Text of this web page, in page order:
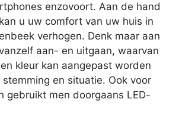
enzovoort. Aan de hand
u uw comfort van uw huis in
verhogen. Denk maar aan
aan- en uitgaan, waarvan
kleur kan aangepast worden
en situatie. Ook voor
gebruikt men doorgaans LED-